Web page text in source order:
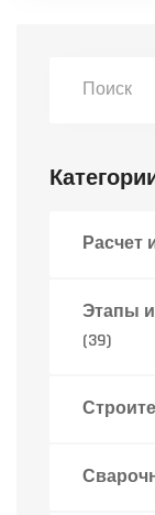
Вы
Расчет
Этапы
(39)